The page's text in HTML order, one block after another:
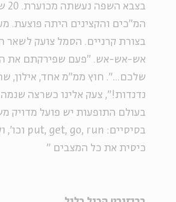
המ"כים והקצינים היתה פוצעת.
בצורת קרניים. הסמל צועק לשאר
אש-אש-אש. "פעם שפירקתם את
שלכם...". חוץ ממ"מ אחד, אילון,
נדנדות!", צעק אלינו כשרצה
בעולם התופעות יש פועל מדויק
כיסית את כל המצבים "